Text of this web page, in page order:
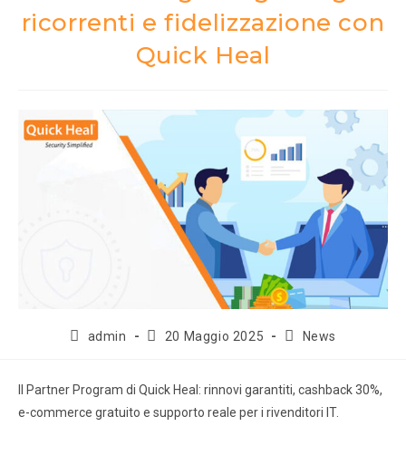
ricorrenti e fidelizzazione con
Quick Heal
admin 20 Maggio 2025 News
Il Partner Program di Quick Heal: rinnovi garantiti, cashback 30%,
e-commerce gratuito e supporto reale per i rivenditori IT.